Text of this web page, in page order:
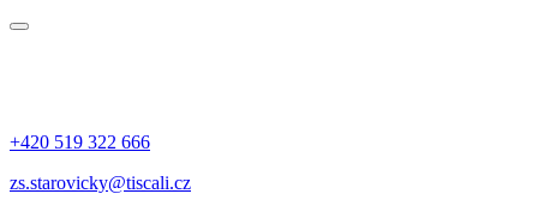
+420 519 322 666
zs.starovicky@tiscali.cz